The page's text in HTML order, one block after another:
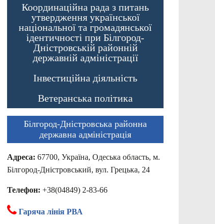
Координаційна рада з питань
утвердження української
національної та громадянської
ідентичності при Білгород-
Дністровській районній
державній адміністрації
Інвестиційна діяльність
Ветеранська політика
Білгород-Дністровська районна
державна адміністрація
Адреса: 67700, Україна, Одеська область, м.
Білгород-Дністровський, вул. Грецька, 24
Телефон: +38(04849) 2-83-66
Гаряча лінія РВА